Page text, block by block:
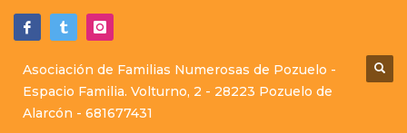
Asociación de Familias Numerosas de Pozuelo -
Espacio Familia. Volturno, 2 - 28223 Pozuelo de
Alarcón - 681677431